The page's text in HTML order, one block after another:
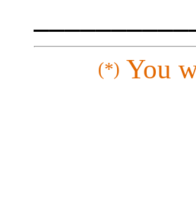
(*) You